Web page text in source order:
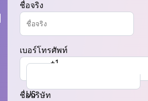
ชื่อจริง
เบอร์โทรศัพท์
US
+1
ชื่อบริษัท